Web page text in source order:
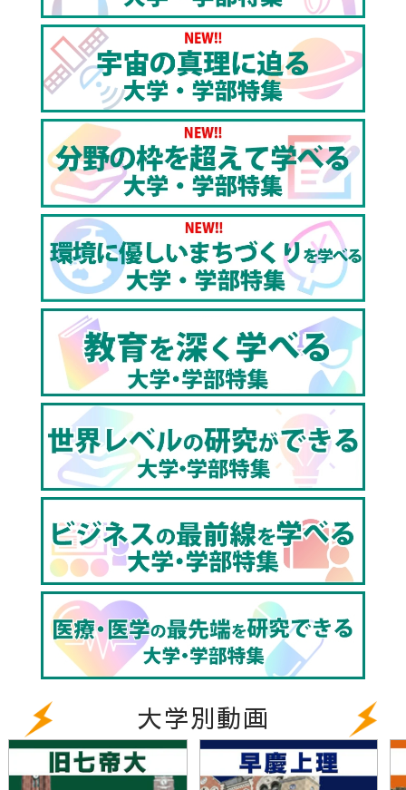
▼東進の大学入試偏差値一覧（ランキング）
https://www.toshin-hensachi.com/
▼東進TVのチャンネル登録はこちら
http://www.youtube.com/channel/
sub_confirmation=1
大学別動画